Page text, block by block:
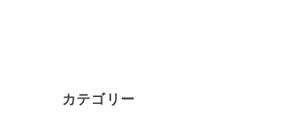
カテゴリー